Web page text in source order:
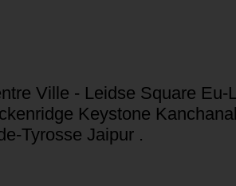
Ville - Leidse Square
Keystone
Tyrosse Jaipur .